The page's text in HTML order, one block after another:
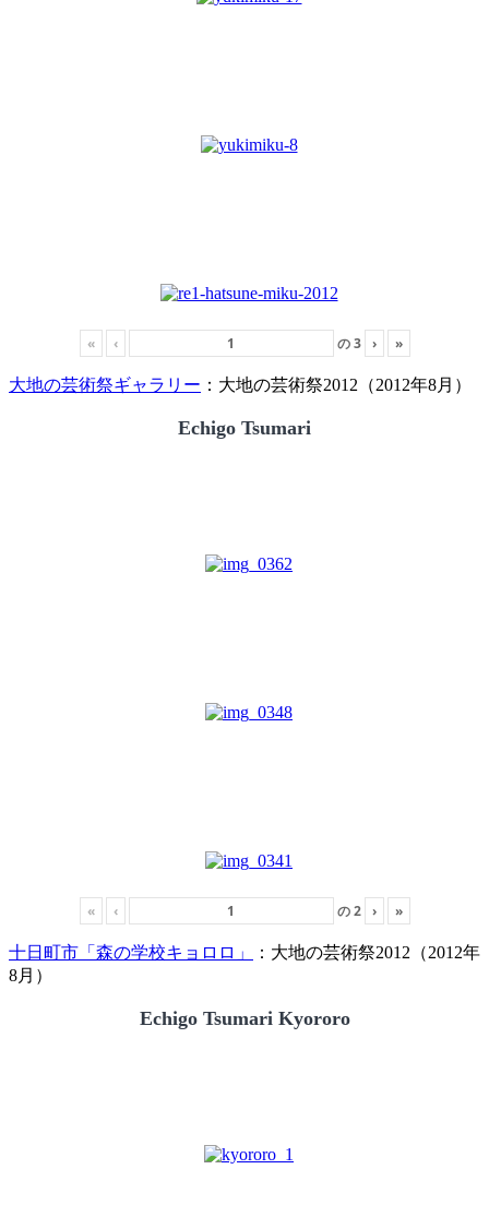
« ‹ の3 › »
大地の芸術祭ギャラリー ：大地の芸術祭2012（2012年8月）
Echigo Tsumari
« ‹ の2 › »
十日町市「森の学校キョロロ」
：大地の芸術祭2012（2012年
8月）
Echigo Tsumari Kyororo